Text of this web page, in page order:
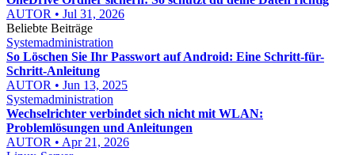
AUTOR • Jul 31, 2026
Beliebte Beiträge
Systemadministration
So Löschen Sie Ihr Passwort auf Android: Eine Schritt-für-
Schritt-Anleitung
AUTOR • Jun 13, 2025
Systemadministration
Wechselrichter verbindet sich nicht mit WLAN:
Problemlösungen und Anleitungen
AUTOR • Apr 21, 2026